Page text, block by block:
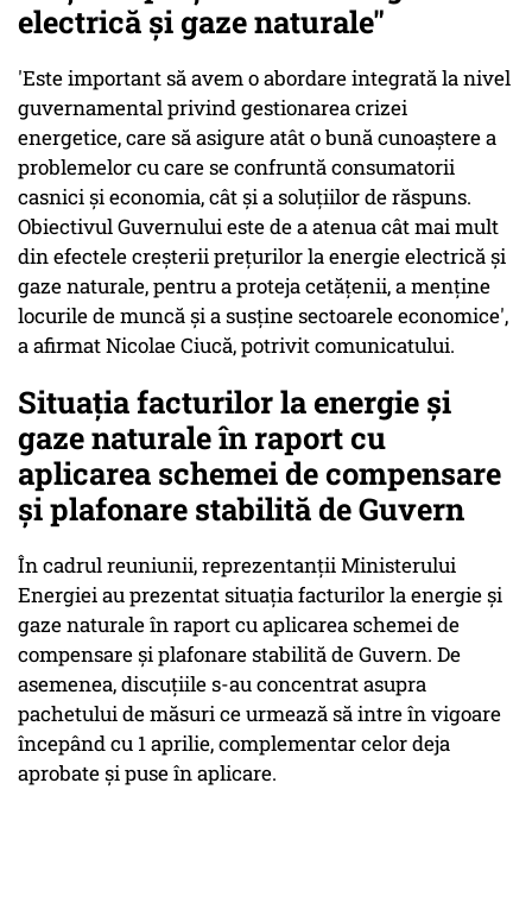
electrică şi gaze naturale"
'Este important să avem o abordare integrată la nivel
guvernamental privind gestionarea crizei
energetice, care să asigure atât o bună cunoaştere a
problemelor cu care se confruntă consumatorii
casnici şi economia, cât şi a soluţiilor de răspuns.
Obiectivul Guvernului este de a atenua cât mai mult
din efectele creşterii preţurilor la energie electrică şi
gaze naturale, pentru a proteja cetăţenii, a menţine
locurile de muncă şi a susţine sectoarele economice',
a afirmat Nicolae Ciucă, potrivit comunicatului.
Situaţia facturilor la energie şi
gaze naturale în raport cu
aplicarea schemei de compensare
şi plafonare stabilită de Guvern
În cadrul reuniunii, reprezentanţii Ministerului
Energiei au prezentat situaţia facturilor la energie şi
gaze naturale în raport cu aplicarea schemei de
compensare şi plafonare stabilită de Guvern. De
asemenea, discuţiile s-au concentrat asupra
pachetului de măsuri ce urmează să intre în vigoare
începând cu 1 aprilie, complementar celor deja
aprobate şi puse în aplicare.